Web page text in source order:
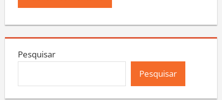
Pesquisar
Pesquisar